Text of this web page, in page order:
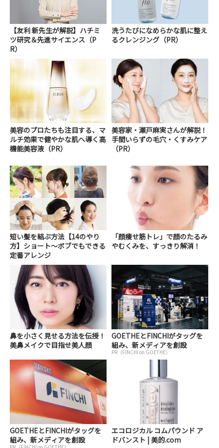
【友利 新先生が解説】ハチミ
ツ研究＆先進サイエンス（P
R）
洗うたびになめらかな肌に整え
るクレンジング（PR）
美容のプロたちも注目する、マ
ルチ効果で健やかな肌へ導く高
機能美容液（PR）
美容家・瀬戸麻実さんが解説！
手間いらずの毛穴・くすみケア
（PR）
短い髪を結ぶ方法【14のやり
方】ショート～ボブでもできる
定番アレンジ
「顔痩せ筋トレ」で顔のたるみ
やむくみを、すっきり解消！
鼻を小さく見せる方法を伝授！
美鼻メイクで目指せ美人顔
GOETHEとFINCHIがタッグを
組み、新メディアを創設
PR（FINCHI on GOETHE）
GOETHEとFINCHIがタッグを
組み、新メディアを創設
エコロジカル コムパウンド ア
ドバンスト | 美的.com